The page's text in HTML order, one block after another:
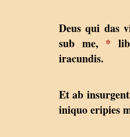
Deus qui das
sub me, *
iracundis.
Et ab
iniquo eripies